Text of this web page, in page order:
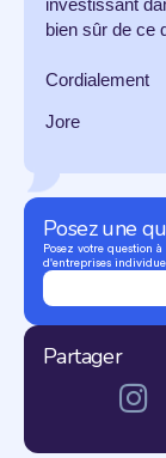
bien sûr de ce
Cordialement
Jore
Posez une
Posez votre question
d'entreprises
Partager